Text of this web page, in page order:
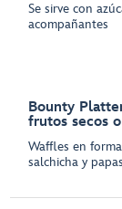
Se sirve con
acompañantes
Bounty
frutos secos
Waffles en
salchicha y